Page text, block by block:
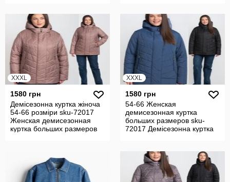
XXXL
1580 грн
Демісезонна куртка жіноча
54-66 розміри sku-72017
Женская демисезонная
куртка больших размеров
XXXL
1580 грн
54-66 Женская
демисезонная куртка
больших размеров sku-
72017 Демісезонна куртка